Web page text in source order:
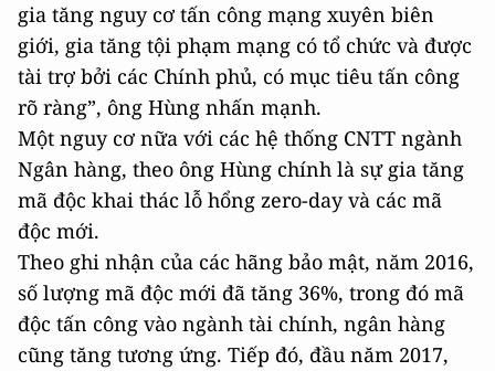
gia tăng nguy cơ tấn công mạng xuyên biên
giới, gia tăng tội phạm mạng có tổ chức và được
tài trợ bởi các Chính phủ, có mục tiêu tấn công
rõ ràng”, ông Hùng nhấn mạnh.
Một nguy cơ nữa với các hệ thống CNTT ngành
Ngân hàng, theo ông Hùng chính là sự gia tăng
mã độc khai thác lỗ hổng zero-day và các mã
độc mới.
Theo ghi nhận của các hãng bảo mật, năm 2016,
số lượng mã độc mới đã tăng 36%, trong đó mã
độc tấn công vào ngành tài chính, ngân hàng
cũng tăng tương ứng. Tiếp đó, đầu năm 2017,